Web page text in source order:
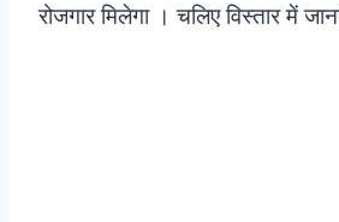
रोजगार मिलेगा । चलिए विस्तार में